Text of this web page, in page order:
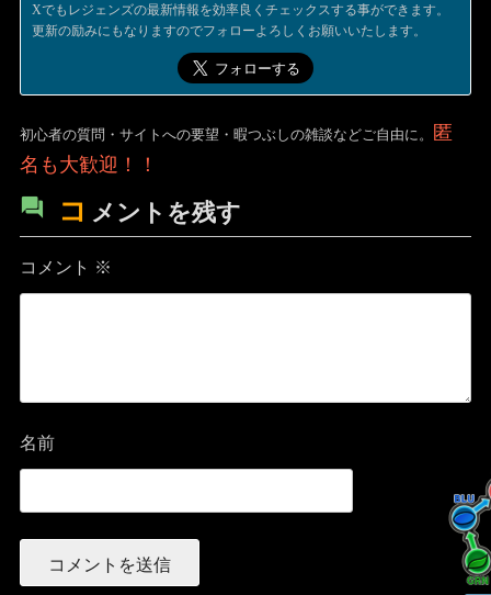
Xでもレジェンズの最新情報を効率良くチェックスする事ができます。
更新の励みにもなりますのでフォローよろしくお願いいたします。
初心者の質問・サイトへの要望・暇つぶしの雑談などご自由に。
匿
名も大歓迎！！
コ メントを残す
コメント ※
名前